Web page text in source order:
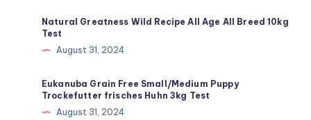
Natural Greatness Wild Recipe All Age All Breed 10kg
Test
August 31, 2024
Eukanuba Grain Free Small/Medium Puppy
Trockefutter frisches Huhn 3kg Test
August 31, 2024